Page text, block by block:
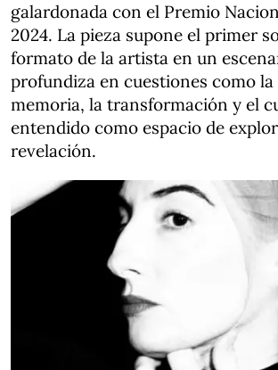
galardonada con el Premio
2024. La pieza supone el primer
formato de la artista en un
profundiza en cuestiones como
memoria, la transformación y el
entendido como espacio de
revelación.